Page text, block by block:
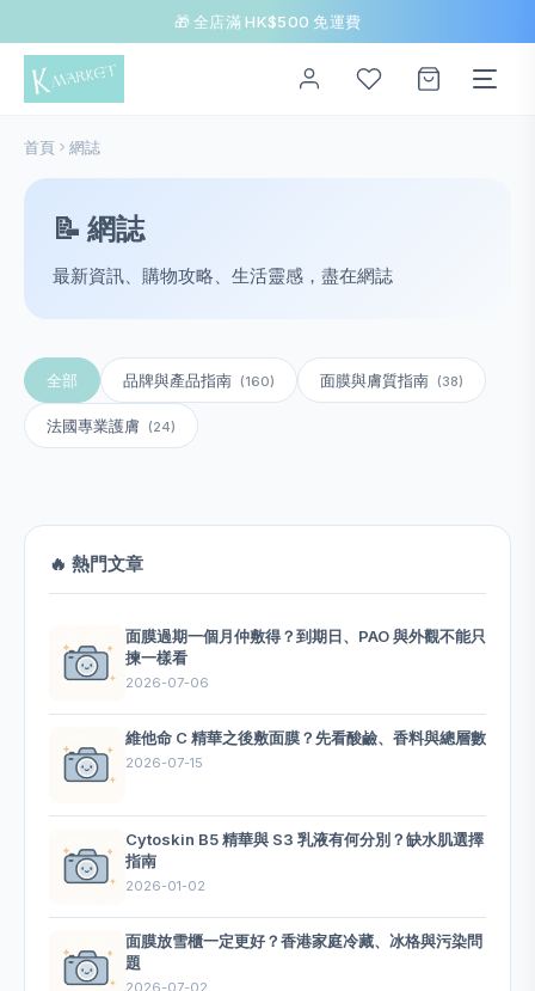
🎁 全店滿 HK$500 免運費
首頁 網誌
📝 網誌
最新資訊、購物攻略、生活靈感，盡在網誌
全部 品牌與產品指南 (160) 面膜與膚質指南 (38)
法國專業護膚 (24)
🔥 熱門文章
面膜過期一個月仲敷得？到期日、PAO 與外觀不能只
揀一樣看
2026-07-06
維他命 C 精華之後敷面膜？先看酸鹼、香料與總層數
2026-07-15
Cytoskin B5 精華與 S3 乳液有何分別？缺水肌選擇
指南
2026-01-02
面膜放雪櫃一定更好？香港家庭冷藏、冰格與污染問
題
2026-07-02